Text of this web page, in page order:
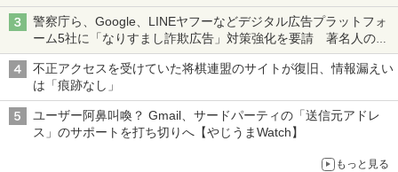
も、持ち替えずに書き込める
警察庁ら、Google、LINEヤフーなどデジタル広告プラットフォ
ーム5社に「なりすまし詐欺広告」対策強化を要請 著名人の写
真や映像を使った投資詐欺などへの対策として
不正アクセスを受けていた将棋連盟のサイトが復旧、情報漏えい
は「痕跡なし」
ユーザー阿鼻叫喚？ Gmail、サードパーティの「送信元アドレ
ス」のサポートを打ち切りへ【やじうまWatch】
もっと見る